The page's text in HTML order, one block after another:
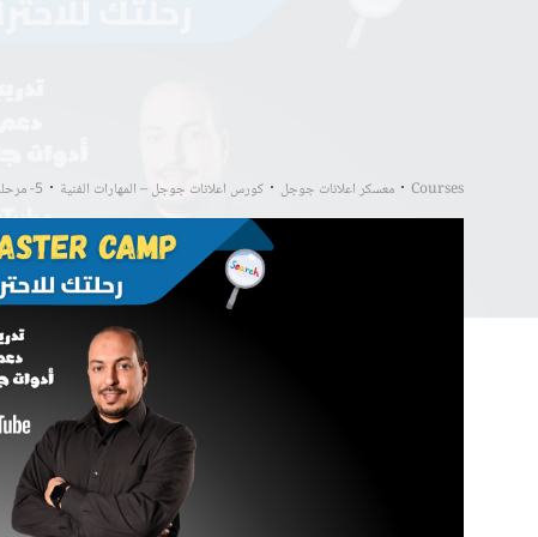
Courses معسكر اعلانات جوجل كورس اعلانات جوجل – المهارات الفنية 5- مرحلة التخطيط